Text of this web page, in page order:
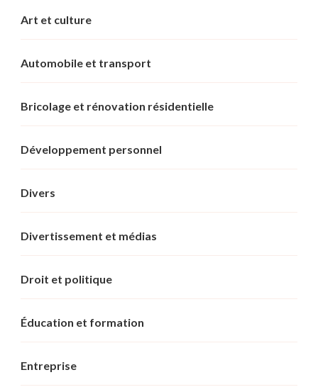
Art et culture
Automobile et transport
Bricolage et rénovation résidentielle
Développement personnel
Divers
Divertissement et médias
Droit et politique
Éducation et formation
Entreprise